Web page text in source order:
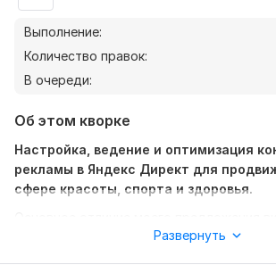
Выполнение:
Количество правок:
В очереди:
Об этом кворке
Настройка, ведение и оптимизация
рекламы в Яндекс Директ для
сфере красоты, спорта и здоровья.
понимание особенностей и технических
Развернуть